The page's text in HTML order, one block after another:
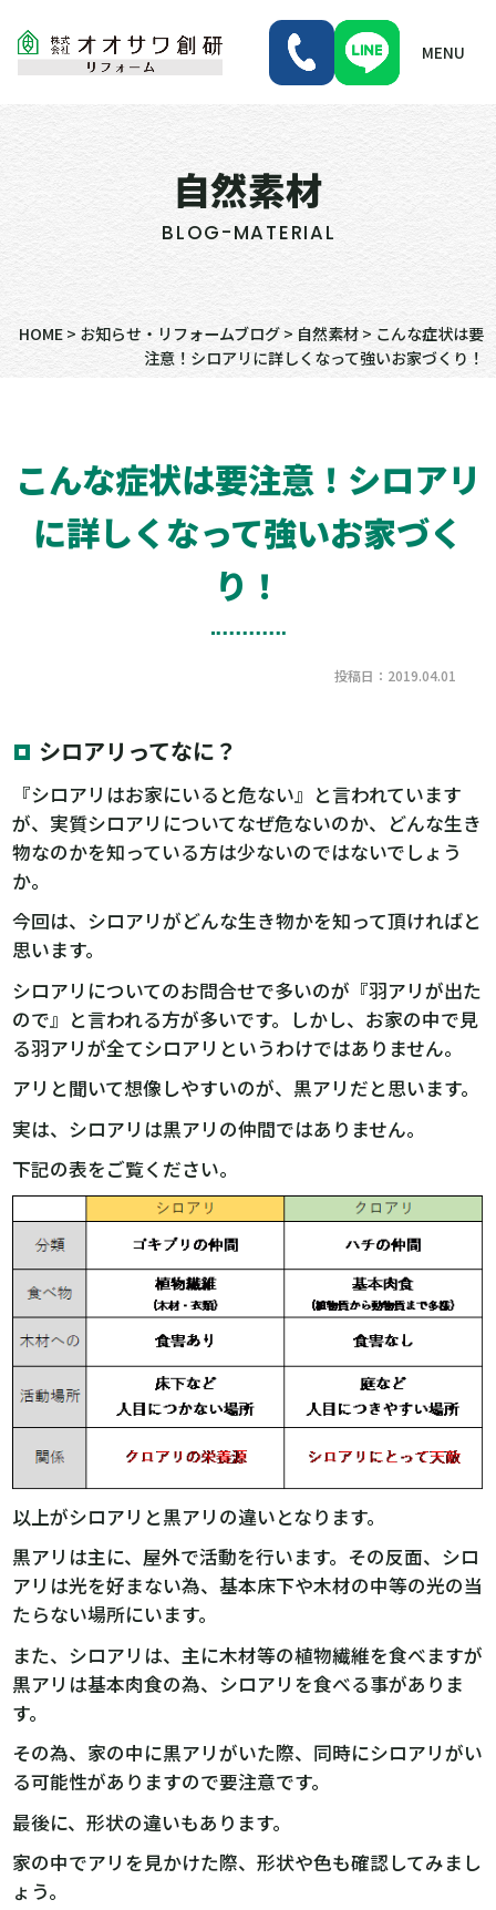
MENU
自然素材
BLOG-MATERIAL
HOME> お知らせ・リフォームブログ> 自然素材> こんな症状は要
注意！シロアリに詳しくなって強いお家づくり！
こんな症状は要注意！シロアリ
に詳しくなって強いお家づく
り！
投稿日：2019.04.01
シロアリってなに？
『シロアリはお家にいると危ない』と言われています
が、実質シロアリについてなぜ危ないのか、どんな生き
物なのかを知っている方は少ないのではないでしょう
か。
今回は、シロアリがどんな生き物かを知って頂ければと
思います。
シロアリについてのお問合せで多いのが『羽アリが出た
ので』と言われる方が多いです。しかし、お家の中で見
る羽アリが全てシロアリというわけではありません。
アリと聞いて想像しやすいのが、黒アリだと思います。
実は、シロアリは黒アリの仲間ではありません。
下記の表をご覧ください。
以上がシロアリと黒アリの違いとなります。
黒アリは主に、屋外で活動を行います。その反面、シロ
アリは光を好まない為、基本床下や木材の中等の光の当
たらない場所にいます。
また、シロアリは、主に木材等の植物繊維を食べますが
黒アリは基本肉食の為、シロアリを食べる事がありま
す。
その為、家の中に黒アリがいた際、同時にシロアリがい
る可能性がありますので要注意です。
最後に、形状の違いもあります。
家の中でアリを見かけた際、形状や色も確認してみまし
ょう。